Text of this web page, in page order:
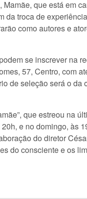
Mamãe, que está em
da troca de
como autores e
se inscrever na
57, Centro, com
de seleção será o
que estreou na
e no domingo, às
do diretor
do consciente e os